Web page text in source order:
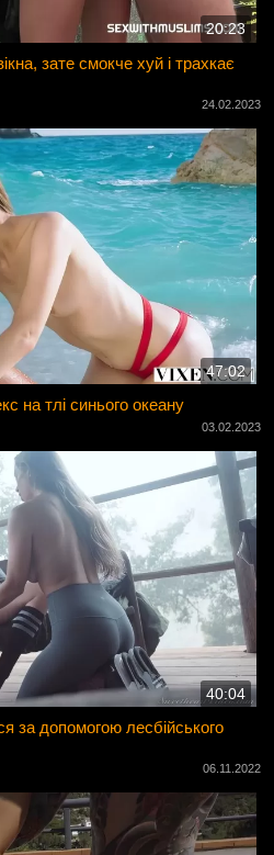
20:23
зате смокче хуй і трахкає
24.02.2023
47:02
на тлі синього океану
03.02.2023
40:04
за допомогою лесбійського
06.11.2022